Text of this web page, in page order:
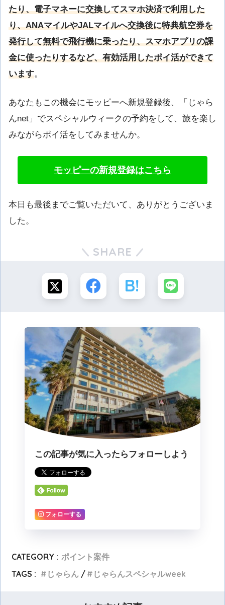
たり、電子マネーに交換してスマホ決済で利用した
り、ANAマイルやJALマイルへ交換後に特典航空券を
発行して無料で飛行機に乗ったり、スマホアプリの課
金に使ったりするなど、有効活用したポイ活ができて
います。
あなたもこの機会にモッピーへ新規登録後、「じゃら
んnet」でスペシャルウィークの予約をして、旅を楽し
みながらポイ活をしてみませんか。
モッピーの新規登録はこちら
本日も最後までご覧いただいて、ありがとうございま
した。
SHARE
この記事が気に入ったらフォローしよう
フォローする
CATEGORY : ポイント案件
TAGS :
じゃらん じゃらんスペシャルweek